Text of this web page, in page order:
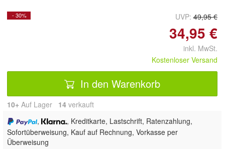
- 30% UVP: 49,95 €
34,95 €
inkl. MwSt.
Kostenloser Versand
In den Warenkorb
10+ Auf Lager 14 verkauft
,
, Kreditkarte, Lastschrift, Ratenzahlung,
Sofortüberweisung, Kauf auf Rechnung, Vorkasse per
Überweisung